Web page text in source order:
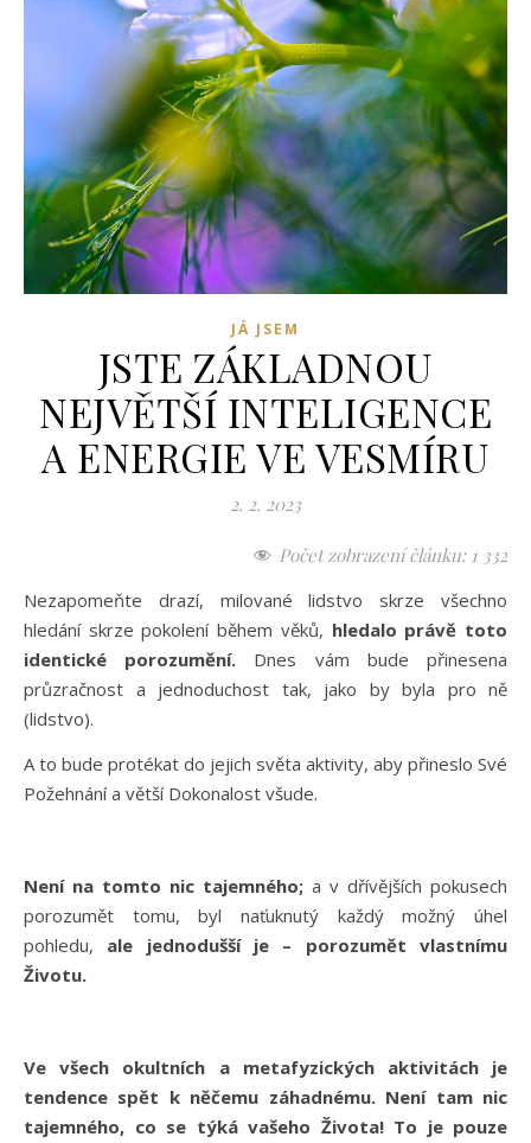
JÁ JSEM
JSTE ZÁKLADNOU
NEJVĚTŠÍ INTELIGENCE
A ENERGIE VE VESMÍRU
2. 2. 2023
Počet zobrazení článku: 1 332
Nezapomeňte drazí, milované lidstvo skrze všechno
hledání skrze pokolení během věků, hledalo právě toto
identické porozumění. Dnes vám bude přinesena
průzračnost a jednoduchost tak, jako by byla pro ně
(lidstvo).
A to bude protékat do jejich světa aktivity, aby přineslo Své
Požehnání a větší Dokonalost všude.
Není na tomto nic tajemného; a v dřívějších pokusech
porozumět tomu, byl naťuknutý každý možný úhel
pohledu, ale jednodušší je – porozumět vlastnímu
Životu.
Ve všech okultních a metafyzických aktivitách je
tendence spět k něčemu záhadnému. Není tam nic
tajemného, co se týká vašeho Života! To je pouze